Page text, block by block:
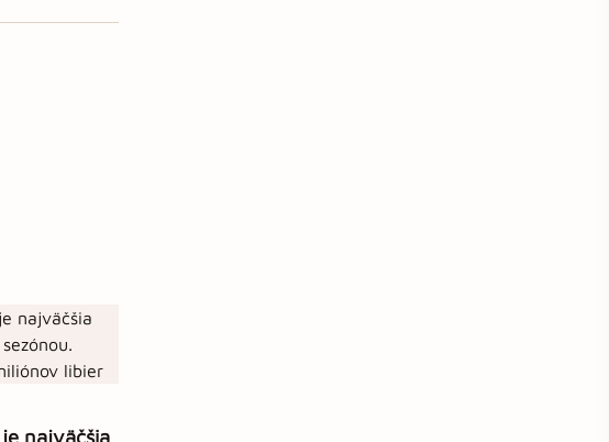
najväčšia